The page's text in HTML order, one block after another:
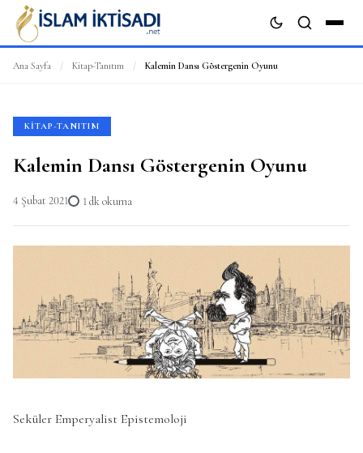
Ana Sayfa / Kitap-Tanıtım / Kalemin Dansı Göstergenin Oyunu
KITAP-TANITIM
Kalemin Dansı Göstergenin Oyunu
4 Şubat 2021 1 dk okuma
Seküler Emperyalist Epistemoloji